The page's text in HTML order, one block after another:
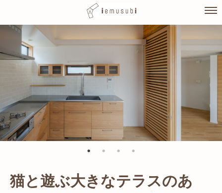
Skip
content
猫と遊ぶ大きなテラスのあ